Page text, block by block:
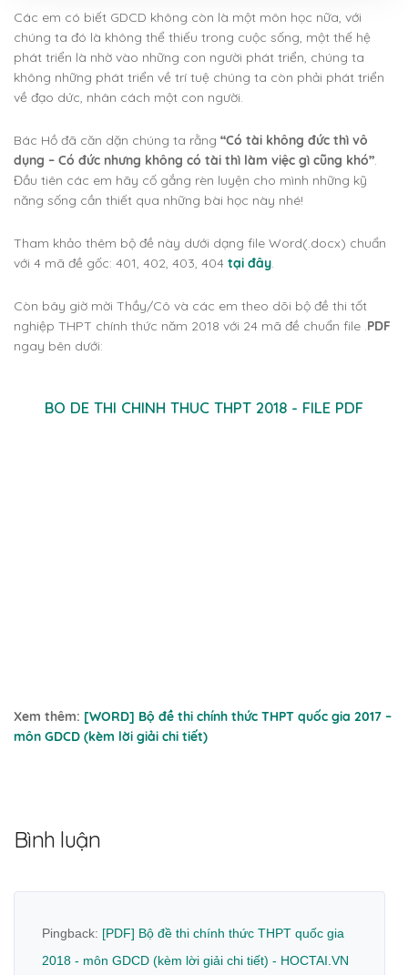
Các em có biết GDCD không còn là một môn học nữa, với
chúng ta đó là không thể thiếu trong cuộc sống, một thế hệ
phát triển là nhờ vào những con người phát triển, chúng ta
không những phát triển về trí tuệ chúng ta còn phải phát triển
về đạo dức, nhân cách một con người.
Bác Hồ đã căn dặn chúng ta rằng “Có tài không đức thì vô
dụng – Có đức nhưng không có tài thì làm việc gì cũng khó”.
Đầu tiên các em hãy cố gắng rèn luyện cho mình những kỹ
năng sống cần thiết qua những bài học này nhé!
Tham khảo thêm bộ đề này dưới dạng file Word(.docx) chuẩn
với 4 mã đề gốc: 401, 402, 403, 404 tại đây.
Còn bây giờ mời Thầy/Cô và các em theo dõi bộ đề thi tốt
nghiệp THPT chính thức năm 2018 với 24 mã đề chuẩn file .PDF
ngay bên dưới:
BO DE THI CHINH THUC THPT 2018 - FILE PDF
Xem thêm: [WORD] Bộ đề thi chính thức THPT quốc gia 2017 –
môn GDCD (kèm lời giải chi tiết)
Bình luận
Pingback: [PDF] Bộ đề thi chính thức THPT quốc gia
2018 - môn GDCD (kèm lời giải chi tiết) - HOCTAI.VN